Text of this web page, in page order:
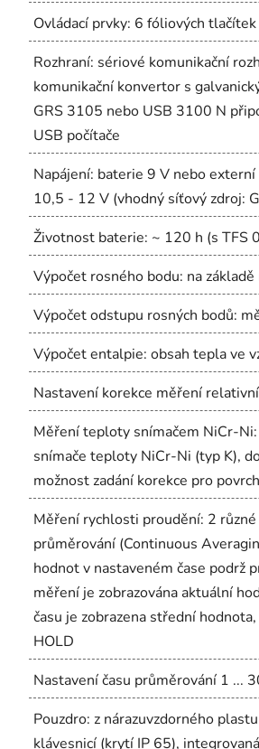
Ovládací prvky: 6 fóliových tlačítek
Rozhraní: sériové komunikační
komunikační konvertor s
GRS 3105 nebo USB 3100 N
USB počítače
Napájení: baterie 9 V nebo
10,5 - 12 V (vhodný síťový zdroj:
Životnost baterie: ~ 120 h (s TFS
Výpočet rosného bodu: na
Výpočet odstupu rosných bodů:
Výpočet entalpie: obsah tepla ve
Nastavení korekce měření
Měření teploty snímačem NiCr-
snímače teploty NiCr-Ni (typ K),
možnost zadání korekce pro
Měření rychlosti proudění: 2
průměrování (Continuous
hodnot v nastaveném čase podrž
měření je zobrazována aktuální
času je zobrazena střední
HOLD
Nastavení času průměrování 1 ...
Pouzdro: z nárazuvzdorného
klávesnicí (krytí IP 65),